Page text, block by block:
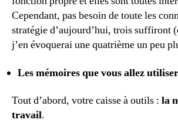
Cependant, pas besoin de toute les
stratégie d’aujourd’hui, trois suffiront
j’en évoquerai une quatrième un peu
Les mémoires que vous allez utiliser
Tout d’abord, votre caisse à outils : la
travail.